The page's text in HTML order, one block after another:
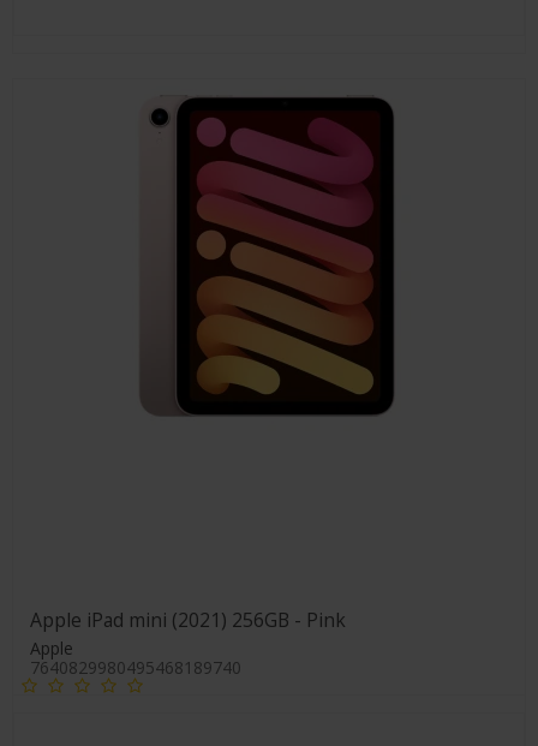
Apple iPad mini (2021) 256GB - Pink
Apple
7640829980495468189740